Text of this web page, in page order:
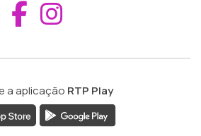
Aceder ao
a aplicação RTP Play